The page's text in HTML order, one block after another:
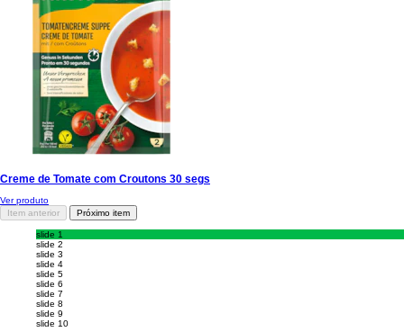
Creme de Tomate com Croutons 30 segs
Ver produto
Item anterior
Próximo item
slide 1
slide 2
slide 3
slide 4
slide 5
slide 6
slide 7
slide 8
slide 9
slide 10